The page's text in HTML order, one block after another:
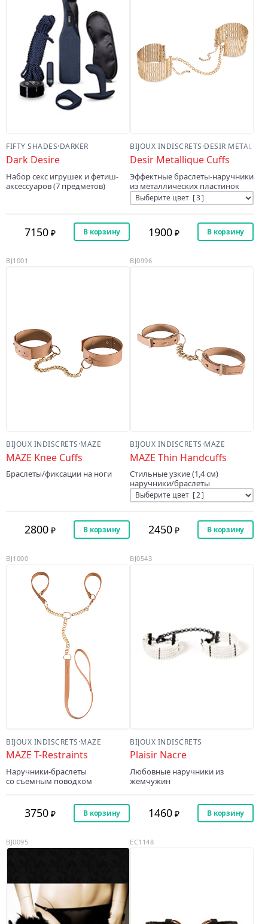
FIFTY SHADES·DARKER
Dark Desire
Набор секс игрушек и фетиш-
аксессуаров (7 предметов)
7150 В корзину
BIJOUX INDISCRETS·DESIR
Desir Metallique Cuffs
Эффектные браслеты-наручники
из металлических пластинок
1900 В корзину
BIJOUX INDISCRETS·MAZE
MAZE Knee Cuffs
Браслеты/фиксации на ноги
BJ1001
2800 В корзину
BIJOUX INDISCRETS·MAZE
MAZE Thin Handcuffs
Стильные узкие (1,4 см)
наручники/браслеты
BJ0996
2450 В корзину
BIJOUX INDISCRETS·MAZE
MAZE T-Restraints
Наручники-браслеты
со съемным поводком
BJ1000
3750 В корзину
BIJOUX INDISCRETS
Plaisir Nacre
Любовные наручники из
жемчужин
BJ0543
1460 В корзину
BJ0095 EC1148